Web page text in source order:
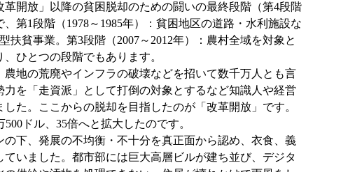
開放」以降の貧困脱却のための闘いの最終段階（第4段階
第1段階（1978～1985年）：貧困地区の道路・水利施設な
貧事業。第3段階（2007～2012年）：農村全域を対象と
ひとつの段階でもあります。
地の荒廃やインフラの破壊などを招いて数千万人とも言
を「走資派」として打倒の対象とするなど知識人や経営
た。ここからの脱却を目指したのが「改革開放」です。
ドル、35倍へと拡大したのです。
下、発展の不均衡・不十分を真正面から認め、衣食、義
いました。都市部には巨大高層ビルが建ち並び、デジタ